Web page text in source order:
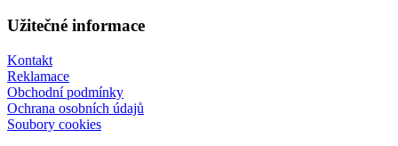
Užitečné informace
Kontakt
Reklamace
Obchodní podmínky
Ochrana osobních údajů
Soubory cookies